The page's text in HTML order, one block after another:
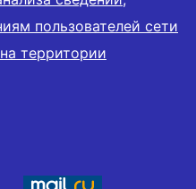
пользователей сети
территории